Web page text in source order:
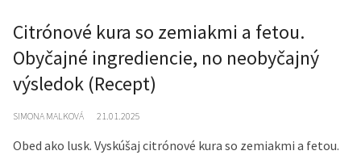
Citrónové kura so zemiakmi a fetou.
Obyčajné ingrediencie, no neobyčajný
výsledok (Recept)
SIMONA MALKOVÁ 21.01.2025
Obed ako lusk. Vyskúšaj citrónové kura so zemiakmi a fetou.